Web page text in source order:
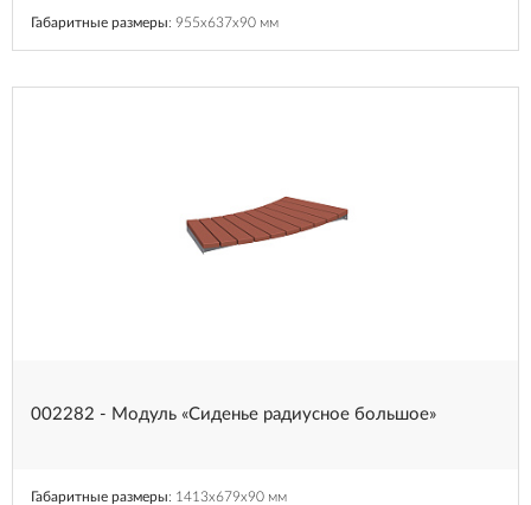
Габаритные размеры: 955x637x90 мм
002282 - Модуль «Сиденье радиусное большое»
Габаритные размеры: 1413x679x90 мм